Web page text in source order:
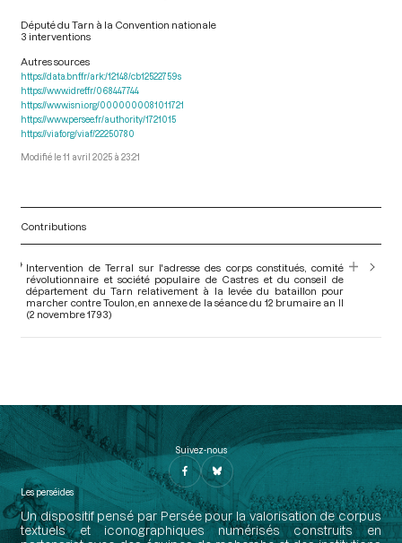
Député du Tarn à la Convention nationale
3 interventions
Autres sources
https://data.bnf.fr/ark:/12148/cb12522759s
https://www.idref.fr/068447744
https://www.isni.org/0000000081011721
https://www.persee.fr/authority/1721015
https://viaf.org/viaf/22250780
11 avril 2025 à 23:21
Contributions
Intervention de Terral sur l'adresse des corps constitués, comité
révolutionnaire et société populaire de Castres et du conseil de
département du Tarn relativement à la levée du bataillon pour
marcher contre Toulon, en annexe de la séance du 12 brumaire an II
(2 novembre 1793)
Suivez-nous
Les perséides
Un dispositif pensé par Persée pour la valorisation de corpus
textuels et iconographiques numérisés construits en